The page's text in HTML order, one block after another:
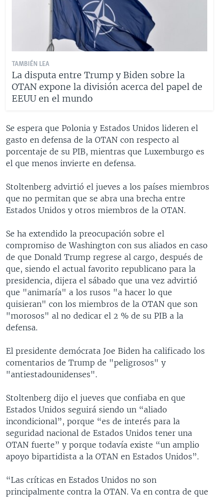
TAMBIÉN LEA
La disputa entre Trump y Biden sobre la
OTAN expone la división acerca del papel de
EEUU en el mundo
Se espera que Polonia y Estados Unidos lideren el
gasto en defensa de la OTAN con respecto al
porcentaje de su PIB, mientras que Luxemburgo es
el que menos invierte en defensa.
Stoltenberg advirtió el jueves a los países miembros
que no permitan que se abra una brecha entre
Estados Unidos y otros miembros de la OTAN.
Se ha extendido la preocupación sobre el
compromiso de Washington con sus aliados en caso
de que Donald Trump regrese al cargo, después de
que, siendo el actual favorito republicano para la
presidencia, dijera el sábado que una vez advirtió
que "animaría" a los rusos "a hacer lo que
quisieran" con los miembros de la OTAN que son
"morosos" al no dedicar el 2 % de su PIB a la
defensa.
El presidente demócrata Joe Biden ha calificado los
comentarios de Trump de "peligrosos" y
"antiestadounidenses".
Stoltenberg dijo el jueves que confiaba en que
Estados Unidos seguirá siendo un “aliado
incondicional”, porque “es de interés para la
seguridad nacional de Estados Unidos tener una
OTAN fuerte” y porque todavía existe “un amplio
apoyo bipartidista a la OTAN en Estados Unidos”.
“Las críticas en Estados Unidos no son
principalmente contra la OTAN. Va en contra de que